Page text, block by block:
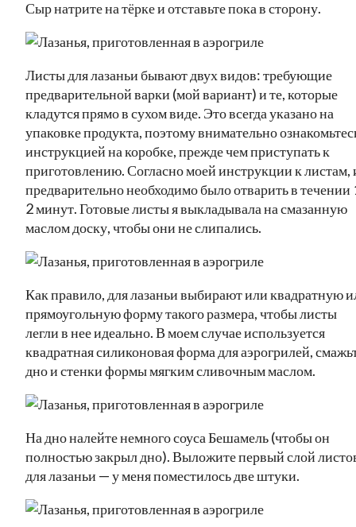
Сыр натрите на тёрке и отставьте пока в сторону.
Листы для лазаньи бывают двух видов: требующие
предварительной варки (мой вариант) и те, которые
кладутся прямо в сухом виде. Это всегда указано на
упаковке продукта, поэтому внимательно
инструкцией на коробке, прежде чем приступать к
приготовлению. Согласно моей инструкции к листам,
предварительно необходимо было отварить в течении
2 минут. Готовые листы я выкладывала на смазанную
маслом доску, чтобы они не слипались.
Как правило, для лазаньи выбирают или квадратную
прямоугольную форму такого размера, чтобы листы
легли в нее идеально. В моем случае используется
квадратная силиконовая форма для аэрогрилей,
дно и стенки формы мягким сливочным маслом.
На дно налейте немного соуса Бешамель (чтобы он
полностью закрыл дно). Выложите первый слой
для лазаньи — у меня поместилось две штуки.